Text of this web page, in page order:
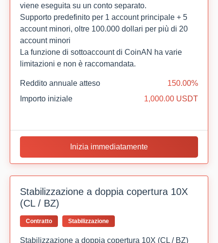
viene eseguita su un conto separato.
Supporto predefinito per 1 account principale + 5
account minori, oltre 100.000 dollari per più di 20
account minori
La funzione di sottoaccount di CoinAN ha varie
limitazioni e non è raccomandata.
Reddito annuale atteso
150.00%
Importo iniziale
1,000.00 USDT
Inizia immediatamente
Stabilizzazione a doppia copertura 10X
(CL / BZ)
Contratto Stabilizzazione
Stabilizzazione a doppia copertura 10X (CL / BZ)